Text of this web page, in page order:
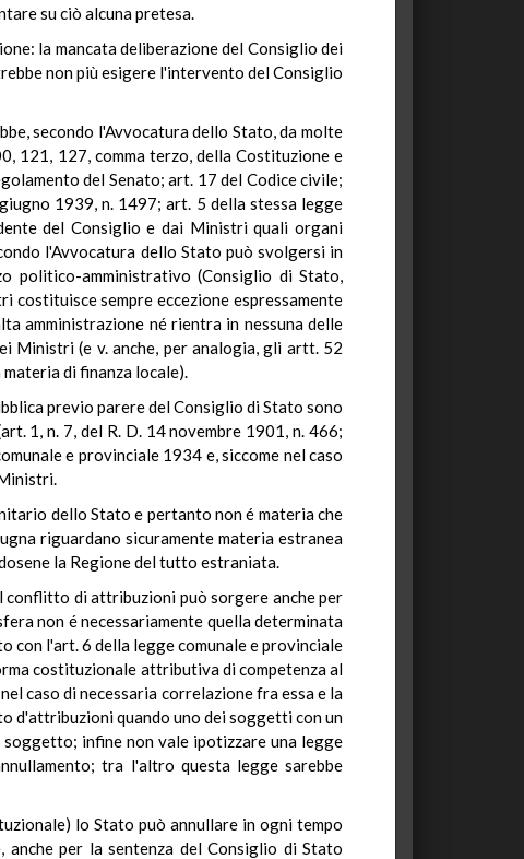
su ciò alcuna pretesa.
la mancata deliberazione del Consiglio dei
non più esigere l'intervento del Consiglio
secondo l'Avvocatura dello Stato, da molte
121, 127, comma terzo, della Costituzione e
del Senato; art. 17 del Codice civile;
1939, n. 1497; art. 5 della stessa legge
del Consiglio e dai Ministri quali organi
l'Avvocatura dello Stato può svolgersi in
politico-amministrativo (Consiglio di Stato,
sempre eccezione espressamente
amministrazione né rientra in nessuna delle
Ministri (e v. anche, per analogia, gli artt. 52
di finanza locale).
previo parere del Consiglio di Stato sono
1, n. 7, del R. D. 14 novembre 1901, n. 466;
e provinciale 1934 e, siccome nel caso
dello Stato e pertanto non é materia che
riguardano sicuramente materia estranea
la Regione del tutto estraniata.
conflitto di attribuzioni può sorgere anche per
non é necessariamente quella determinata
con l'art. 6 della legge comunale e provinciale
costituzionale attributiva di competenza al
caso di necessaria correlazione fra essa e la
d'attribuzioni quando uno dei soggetti con un
infine non vale ipotizzare una legge
tra l'altro questa legge sarebbe
lo Stato può annullare in ogni tempo
per la sentenza del Consiglio di Stato